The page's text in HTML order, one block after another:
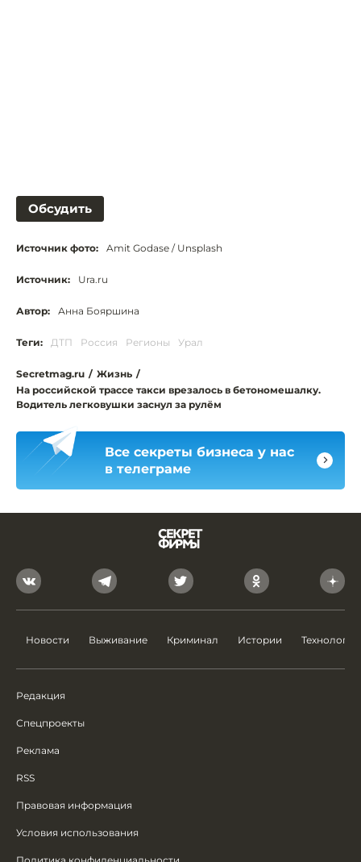
Обсудить
Источник фото: Amit Godase / Unsplash
Источник: Ura.ru
Автор: Анна Бояршина
Теги: ДТП Россия Регионы Урал
Secretmag.ru / Жизнь /
На российской трассе такси врезалось в бетономешалку.
Водитель легковушки заснул за рулём
Все секреты бизнеса у нас
в телеграме
Новости Выживание Криминал Истории Технологии
Редакция
Спецпроекты
Реклама
RSS
Правовая информация
Условия использования